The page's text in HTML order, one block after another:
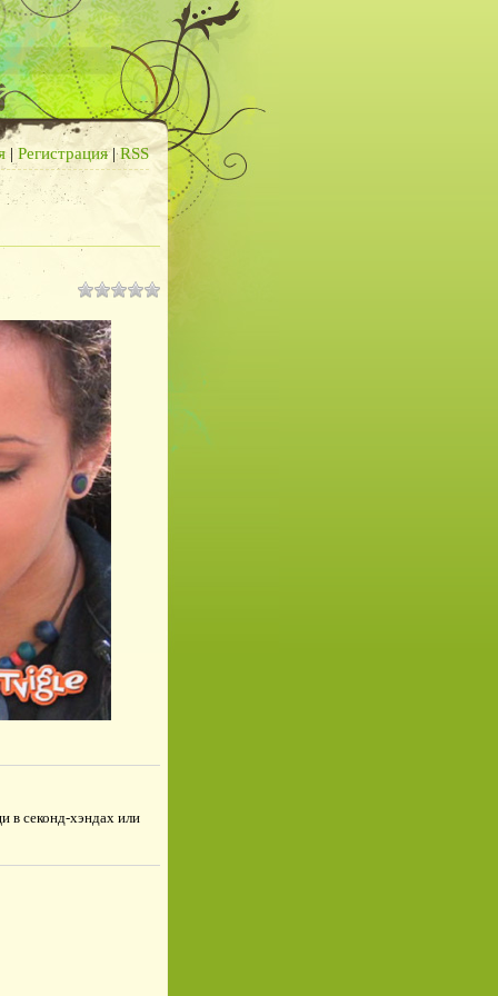
| Регистрация|RSS
в секонд-хэндах или